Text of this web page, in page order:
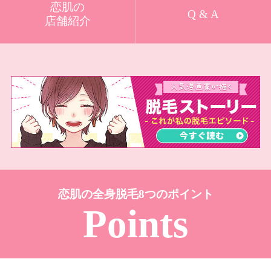
恋肌の
店舗紹介
Q & A
恋肌の全身脱毛8つのポイント
Points